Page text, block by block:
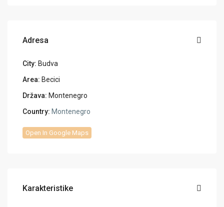
Adresa
City: Budva
Area: Becici
Država: Montenegro
Country: Montenegro
Open In Google Maps
Karakteristike